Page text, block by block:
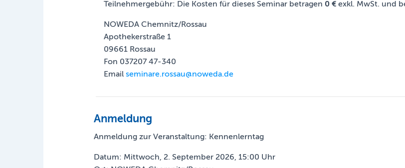
Teilnehmergebühr: Die Kosten für dieses Seminar betragen 0 € exkl. MwSt. und
NOWEDA Chemnitz/Rossau
Apothekerstraße 1
09661 Rossau
Fon 037207 47-340
Emailseminare.rossau@noweda.de
Anmeldung
Anmeldung zur Veranstaltung: Kennenlerntag
Datum: Mittwoch, 2. September 2026, 15:00 Uhr